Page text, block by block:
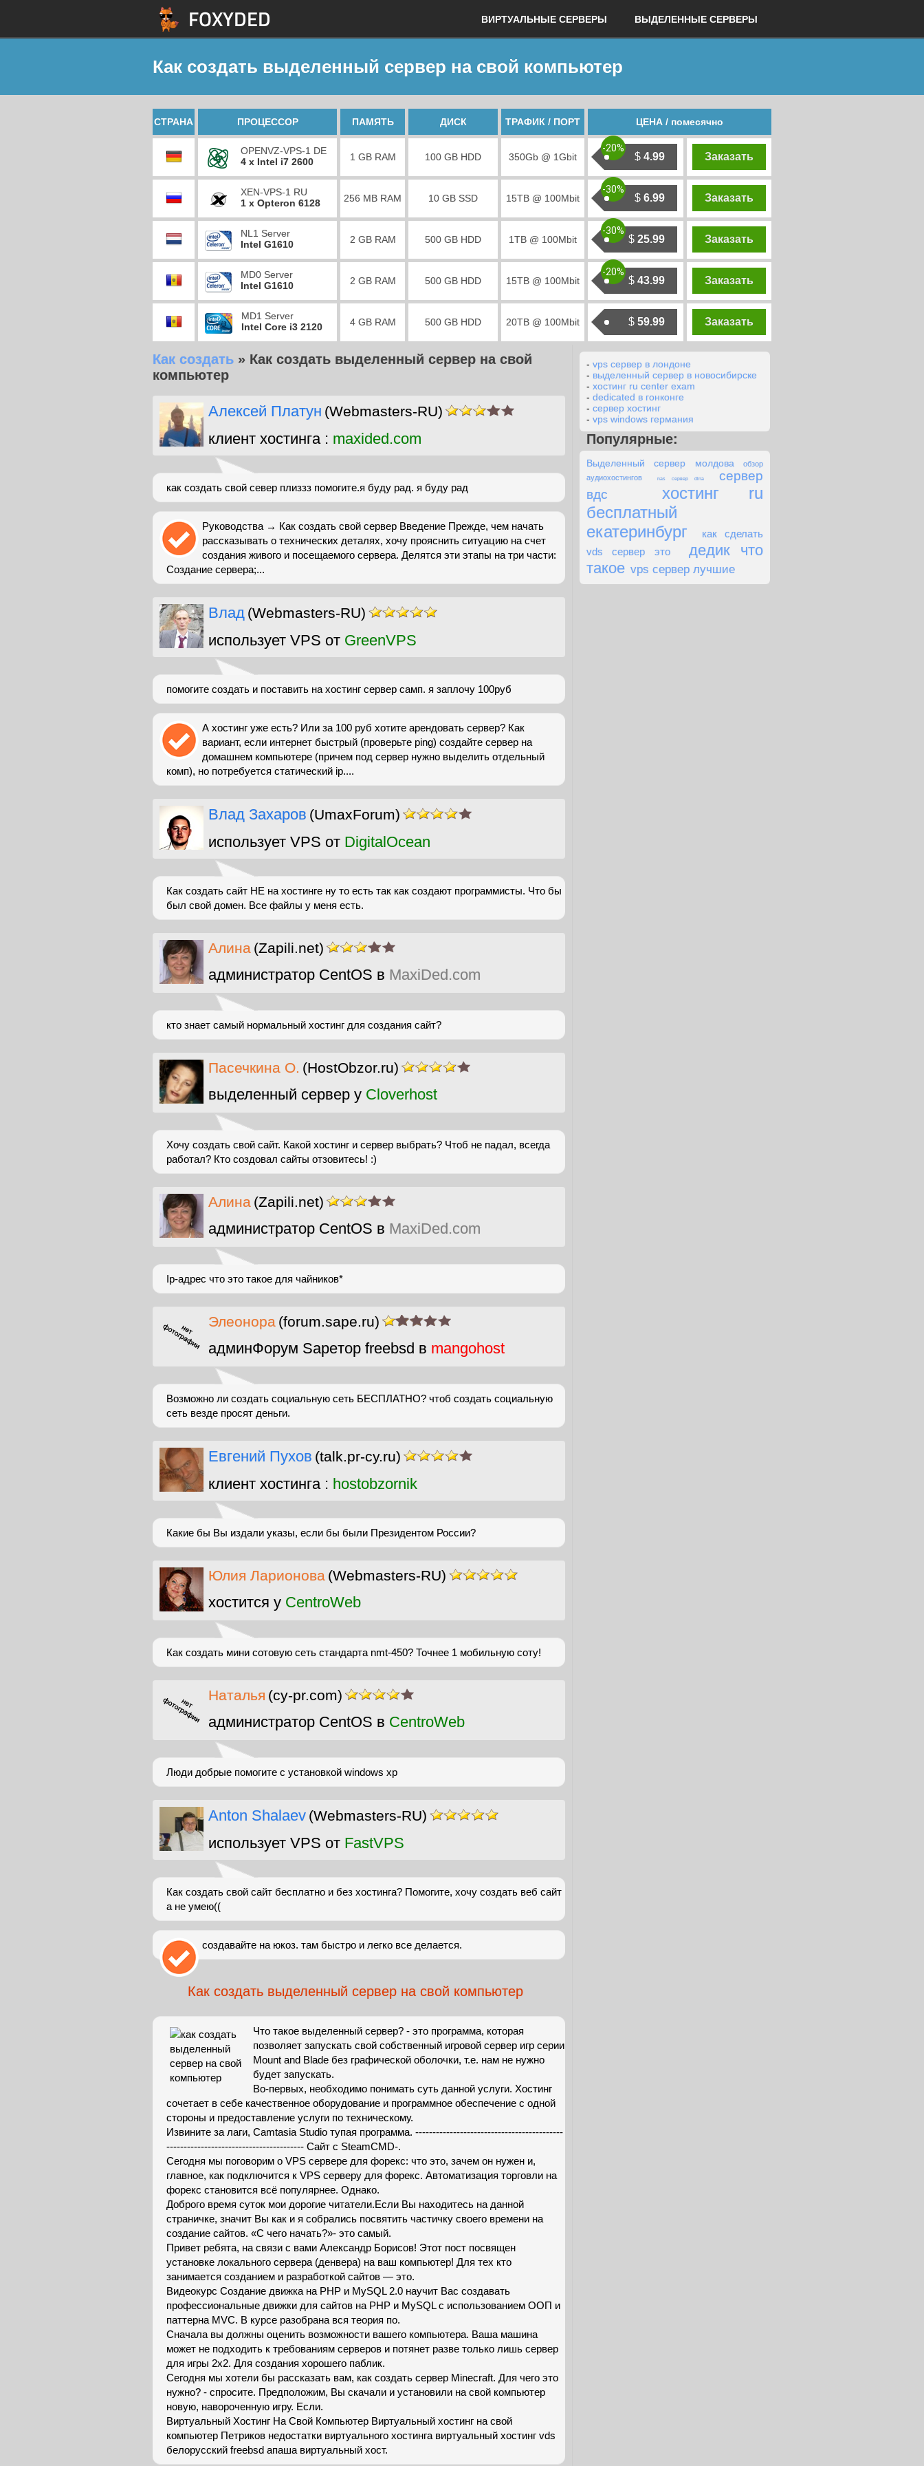
ВИРТУАЛЬНЫЕ СЕРВЕРЫ ВЫДЕЛЕННЫЕ СЕРВЕРЫ
Как создать выделенный сервер на свой компьютер
СТРАНА ПРОЦЕССОР ПАМЯТЬ ДИСК ТРАФИК / ПОРТ ЦЕНА / помесячно
OPENVZ-VPS-1 DE
4 x Intel i7 2600
1 GB RAM 100 GB HDD 350Gb @ 1Gbit $ 4.99
-20%
Заказать
XEN-VPS-1 RU
1 x Opteron 6128
256 MB RAM 10 GB SSD 15TB @ 100Mbit $ 6.99
-30%
Заказать
NL1 Server
Intel G1610
2 GB RAM 500 GB HDD 1TB @ 100Mbit $ 25.99
-30%
Заказать
MD0 Server
Intel G1610
2 GB RAM 500 GB HDD 15TB @ 100Mbit $ 43.99
-20%
Заказать
MD1 Server
Intel Core i3 2120
4 GB RAM 500 GB HDD 20TB @ 100Mbit $ 59.99 Заказать
Как создать » Как создать выделенный сервер на свой
компьютер
Алексей Платун (Webmasters-RU)
клиент хостинга : maxided.com
как создать свой север плиззз помогите.я буду рад. я буду рад
Руководства → Как создать свой сервер Введение Прежде, чем начать
рассказывать о технических деталях, хочу прояснить ситуацию на счет
создания живого и посещаемого сервера. Делятся эти этапы на три части:
Создание сервера;...
Влад (Webmasters-RU)
использует VPS от GreenVPS
помогите создать и поставить на хостинг сервер самп. я заплочу 100руб
А хостинг уже есть? Или за 100 руб хотите арендовать сервер? Как
вариант, если интернет быстрый (проверьте ping) создайте сервер на
домашнем компьютере (причем под сервер нужно выделить отдельный
комп), но потребуется статический ip....
Влад Захаров (UmaxForum)
использует VPS от DigitalOcean
Как создать сайт НЕ на хостинге ну то есть так как создают программисты. Что бы
был свой домен. Все файлы у меня есть.
Алина (Zapili.net)
администратор CentOS в MaxiDed.com
кто знает самый нормальный хостинг для создания сайт?
Пасечкина О. (HostObzor.ru)
выделенный сервер у Cloverhost
Хочу создать свой сайт. Какой хостинг и сервер выбрать? Чтоб не падал, всегда
работал? Кто создовал сайты отзовитесь! :)
Алина (Zapili.net)
администратор CentOS в MaxiDed.com
Ip-адрес что это такое для чайников*
Элеонора (forum.sape.ru)
админФорум Sapeтор freebsd в mangohost
Возможно ли создать социальную сеть БЕСПЛАТНО? чтоб создать социальную
сеть везде просят деньги.
Евгений Пухов (talk.pr-cy.ru)
клиент хостинга : hostobzornik
Какие бы Вы издали указы, если бы были Президентом России?
Юлия Ларионова (Webmasters-RU)
хостится у CentroWeb
Как создать мини сотовую сеть стандарта nmt-450? Точнее 1 мобильную соту!
Наталья (cy-pr.com)
администратор CentOS в CentroWeb
Люди добрые помогите с установкой windows xp
Anton Shalaev (Webmasters-RU)
использует VPS от FastVPS
Как создать свой сайт бесплатно и без хостинга? Помогите, хочу создать веб сайт
а не умею((
создавайте на юкоз. там быстро и легко все делается.
Как создать выделенный сервер на свой компьютер
Что такое выделенный сервер? - это программа, которая
позволяет запускать свой собственный игровой сервер игр серии
Mount and Blade без графической оболочки, т.е. нам не нужно
будет запускать.
Во-первых, необходимо понимать суть данной услуги. Хостинг
сочетает в себе качественное оборудование и программное обеспечение с одной
стороны и предоставление услуги по техническому.
Извините за лаги, Camtasia Studio тупая программа. ----------------------------------------­---
-------------------------------------­--- Сайт с SteamCMD-.
Сегодня мы поговорим о VPS сервере для форекс: что это, зачем он нужен и,
главное, как подключится к VPS серверу для форекс. Автоматизация торговли на
форекс становится всё популярнее. Однако.
Доброго время суток мои дорогие читатели.Если Вы находитесь на данной
страничке, значит Вы как и я собрались посвятить частичку своего времени на
создание сайтов. «С чего начать?»- это самый.
Привет ребята, на связи с вами Александр Борисов! Этот пост посвящен
установке локального сервера (денвера) на ваш компьютер! Для тех кто
занимается созданием и разработкой сайтов — это.
Видеокурс Создание движка на PHP и MySQL 2.0 научит Вас создавать
профессиональные движки для сайтов на PHP и MySQL с использованием ООП и
паттерна MVC. В курсе разобрана вся теория по.
Сначала вы должны оценить возможности вашего компьютера. Ваша машина
может не подходить к требованиям серверов и потянет разве только лишь сервер
для игры 2x2. Для создания хорошего паблик.
Сегодня мы хотели бы рассказать вам, как создать сервер Minecraft. Для чего это
нужно? - спросите. Предположим, Вы скачали и установили на свой компьютер
новую, навороченную игру. Если.
Виртуальный Хостинг На Свой Компьютер Виртуальный хостинг на свой
компьютер Петриков недостатки виртуального хостинга виртуальный хостинг vds
белорусский freebsd апаша виртуальный хост.
- vps сервер в лондоне
- выделенный сервер в новосибирске
- хостинг ru center exam
- dedicated в гонконге
- сервер хостинг
- vps windows германия
Популярные:
Выделенный сервер молдова
обзор
аудиохостингов
nas сервер dlna
сервер
вдс
хостинг ru
бесплатный
екатеринбург
как сделать
vds сервер это
дедик что
такое vps сервер лучшие